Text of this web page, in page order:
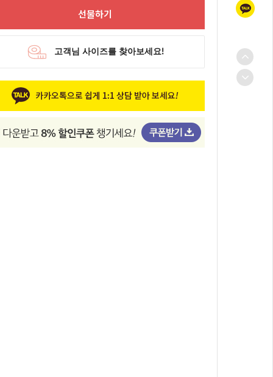
선물하기